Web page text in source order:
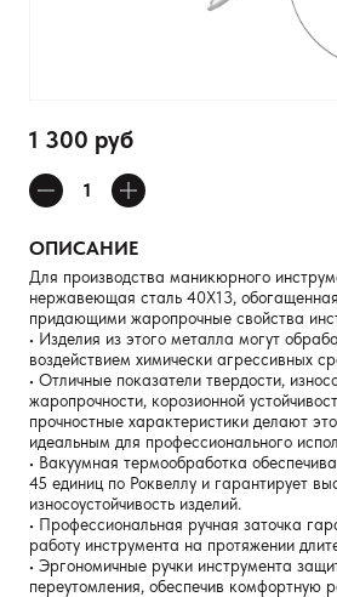
1 300 руб
ОПИСАНИЕ
Для производства маникюрного
нержавеющая сталь 40Х13,
придающими жаропрочные свойства
• Изделия из этого металла могут
воздействием химически агрессивных
• Отличные показатели твердости,
жаропрочности, корозионной
прочностные характеристики делают
идеальным для профессионального
• Вакуумная термообработка
45 единиц по Роквеллу и гарантирует
износоустойчивость изделий.
• Профессиональная ручная заточка
работу инструмента на протяжении
• Эргономичные ручки инструмента
переутомления, обеспечив комфортную